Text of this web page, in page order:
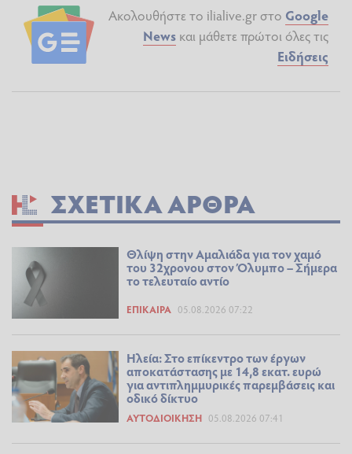
Ακολουθήστε το ilialive.gr στο Google
News και μάθετε πρώτοι όλες τις
Ειδήσεις
ΣΧΕΤΙΚΆ ΆΡΘΡΑ
Θλίψη στην Αμαλιάδα για τον χαμό
του 32χρονου στον Όλυμπο – Σήμερα
το τελευταίο αντίο
ΕΠΊΚΑΙΡΑ 05.08.2026 07:22
Ηλεία: Στο επίκεντρο των έργων
αποκατάστασης με 14,8 εκατ. ευρώ
για αντιπλημμυρικές παρεμβάσεις και
οδικό δίκτυο
ΑΥΤΟΔΙΟΊΚΗΣΗ 05.08.2026 07:41